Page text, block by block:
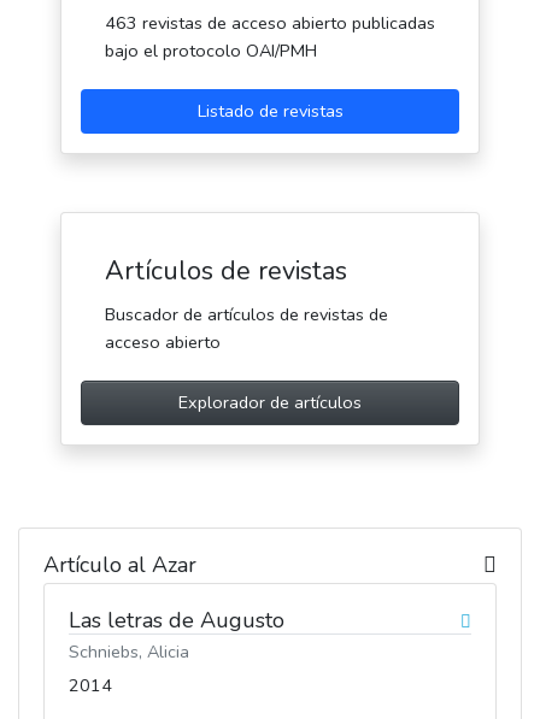
463 revistas de acceso abierto publicadas
bajo el protocolo OAI/PMH
Listado de revistas
Artículos de revistas
Buscador de artículos de revistas de
acceso abierto
Explorador de artículos
Artículo al Azar
Las letras de Augusto
Schniebs, Alicia
2014